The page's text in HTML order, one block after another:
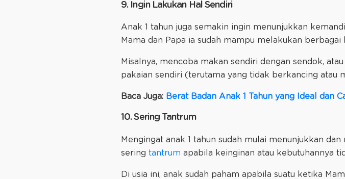
9. Ingin Lakukan Hal Sendiri
Anak 1 tahun juga semakin ingin menunjukkan
Mama dan Papa ia sudah mampu melakukan berbagai
Misalnya, mencoba makan sendiri dengan sendok,
pakaian sendiri (terutama yang tidak berkancing atau
Baca Juga: Berat Badan Anak 1 Tahun yang Ideal dan
10. Sering Tantrum
Mengingat anak 1 tahun sudah mulai menunjukkan
sering tantrum apabila keinginan atau kebutuhannya
Di usia ini, anak sudah paham apabila suatu ketika